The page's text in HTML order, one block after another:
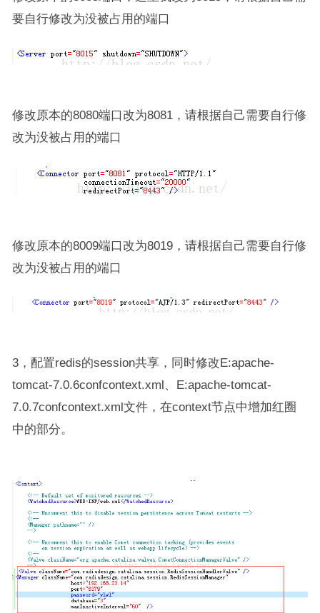
要自行修改为没被占用的端口
修改原本的8080端口改为8081，请根据自己需要自行修
改为没被占用的端口
修改原本的8009端口改为8019，请根据自己需要自行修
改为没被占用的端口
3，配置redis的session共享，同时修改E:apache-
tomcat-7.0.6confcontext.xml、E:apache-tomcat-
7.0.7confcontext.xml文件，在context节点中增加红圈
中的部分。